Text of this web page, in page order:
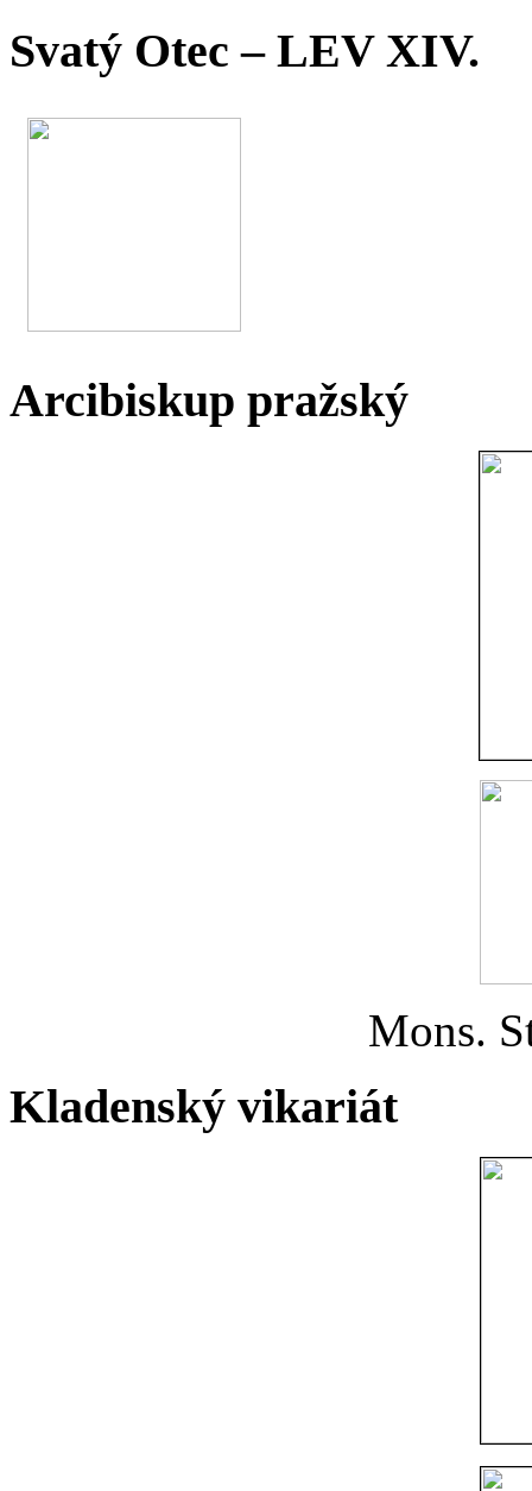
Svatý Otec – LEV XIV.
Arcibiskup pražský
Mons.
Kladenský vikariát